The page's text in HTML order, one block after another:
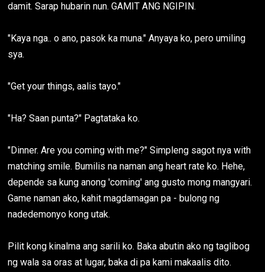
damit. Sarap hubarin nun. GAMIT ANG NGIPIN.
"Kaya nga.. o ano, pasok ka muna." Anyaya ko, pero umiling
sya.
"Get your things, aalis tayo."
"Ha? Saan punta?" Pagtataka ko.
"Dinner. Are you coming with me?" Simpleng sagot nya with
matching smile. Bumilis na naman ang heart rate ko. Hehe,
depende sa kung anong 'coming' ang gusto mong mangyari.
Game naman ako, kahit magdamagan pa - bulong ng
nadedemonyo kong utak.
Pilit kong kinalma ang sarili ko. Baka abutin ako ng taglibog
ng wala sa oras at lugar, baka di pa kami makaalis dito.